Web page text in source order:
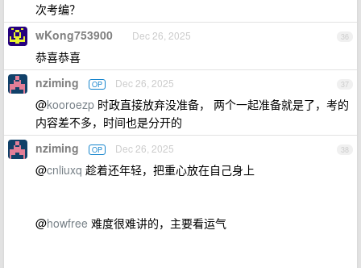
次考编？
36
wKong753900 Dec 26, 2025
恭喜恭喜
37
nziming OP Dec 26, 2025
@kooroezp 时政直接放弃没准备， 两个一起准备就是了，考的
内容差不多，时间也是分开的
38
nziming OP Dec 26, 2025
@cnliuxq 趁着还年轻，把重心放在自己身上
@howfree 难度很难讲的，主要看运气